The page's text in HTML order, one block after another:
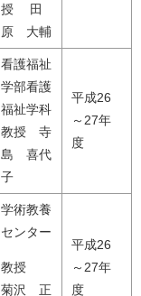
授 田
原 大輔
看護福祉
学部看護
福祉学科
教授 寺
島 喜代
子
平成26
～27年
度
学術教養
センター
教授
菊沢 正
平成26
～27年
度